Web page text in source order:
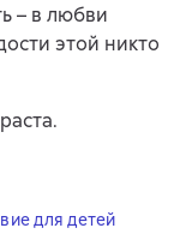
– в любви
этой никто
для детей